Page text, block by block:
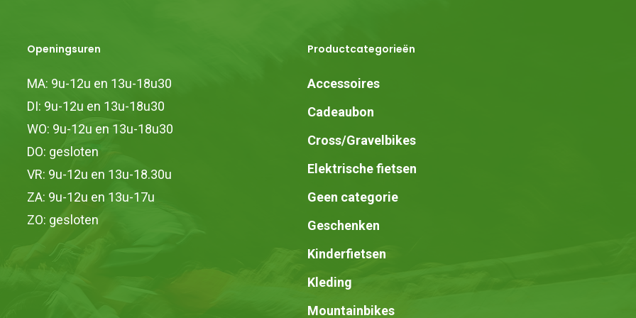
Openingsuren
MA: 9u-12u en 13u-18u30
DI: 9u-12u en 13u-18u30
WO: 9u-12u en 13u-18u30
DO: gesloten
VR: 9u-12u en 13u-18.30u
ZA: 9u-12u en 13u-17u
ZO: gesloten
Productcategorieën
Accessoires
Cadeaubon
Cross/Gravelbikes
Elektrische fietsen
Geen categorie
Geschenken
Kinderfietsen
Kleding
Mountainbikes